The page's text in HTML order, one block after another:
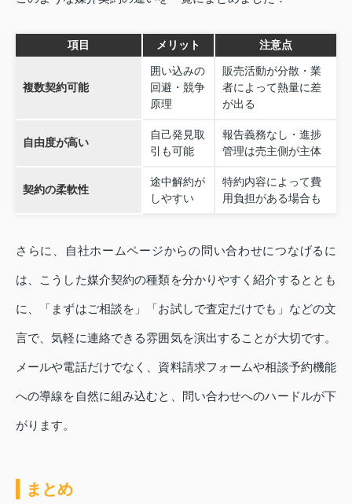
項目 メリット 注意点
複数契約可能
囲い込みの
回避・競争
原理
販売活動が分散・業
者によって熱量に差
が出る
自由度が高い
自己発見取
引も可能
報告義務なし・進捗
管理は売主側が主体
契約の柔軟性
途中解約が
しやすい
特約内容によって費
用負担がある場合も
さらに、自社ホームページからの問い合わせにつなげるに
は、こうした媒介契約の種類を分かりやすく紹介するととも
に、「まずはご相談を」「お試しで査定だけでも」などの文
言で、気軽に連絡できる雰囲気を演出することが大切です。
メールや電話だけでなく、資料請求フォームや相談予約機能
への導線を自然に組み込むと、問い合わせへのハードルが下
がります。
まとめ